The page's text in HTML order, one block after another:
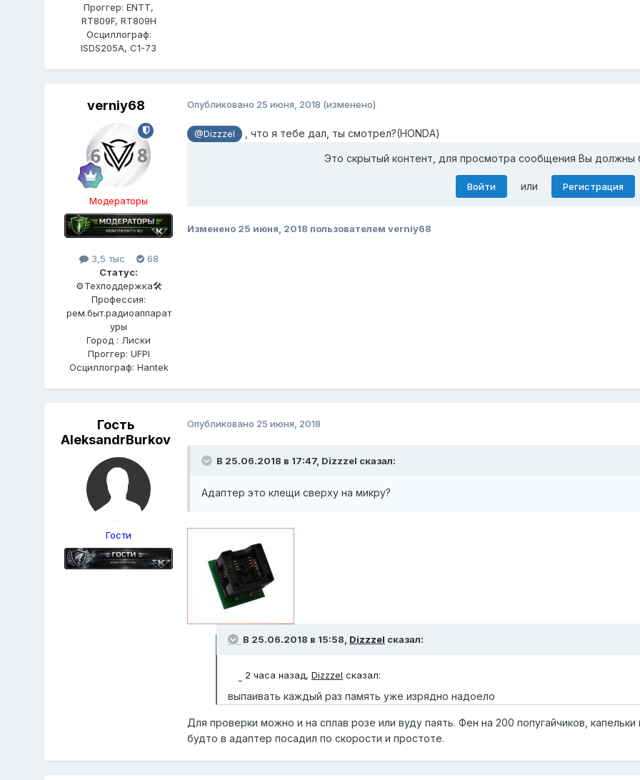
Проггер: ENTT,
RT809F, RT809H
Осциллограф:
ISDS205A, С1-73
verniy68
Модераторы
3,5 тыс
68
Статус:
⚙️Техподдержка🛠
Профессия:
рем.быт.радиоаппарат
уры
Город : Лиски
Проггер: UFPI
Осциллограф: Hantek
Опубликовано 25 июня, 2018 (изменено)
@Dizzzel , что я тебе дал, ты смотрел?(HONDA)
Это скрытый контент, для просмотра сообщения Вы должны
Войти или Регистрация
Изменено 25 июня, 2018 пользователем verniy68
Гость
AleksandrBurkov
Гости
Опубликовано 25 июня, 2018
В 25.06.2018 в 17:47, Dizzzel сказал:
Адаптер это клещи сверху на микру?
В 25.06.2018 в 15:58, Dizzzel сказал:
2 часа назад, Dizzzel сказал:
выпаивать каждый раз память уже изрядно надоело
Для проверки можно и на сплав розе или вуду паять. Фен на 200 попугайчиков,
будто в адаптер посадил по скорости и простоте.